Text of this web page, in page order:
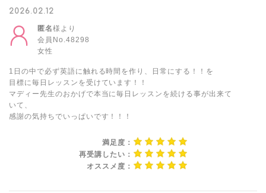
2026.02.12
匿名様より
会員No.48298
女性
1日の中で必ず英語に触れる時間を作り、日常にする！！を
目標に毎日レッスンを受けています！！
マディー先生のおかげで本当に毎日レッスンを続ける事が出来て
いて、
感謝の気持ちでいっぱいです！！！
満足度：
再受講したい：
オススメ度：